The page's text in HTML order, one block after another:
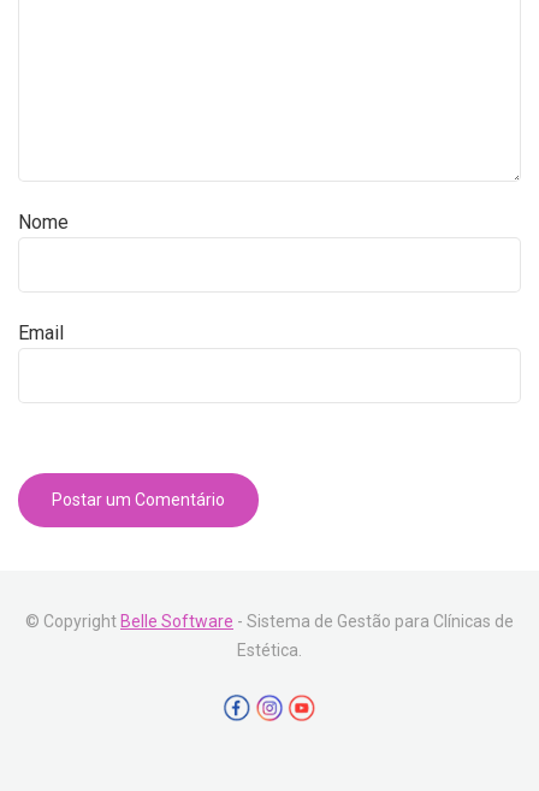
Nome
Email
© Copyright Belle Software - Sistema de Gestão para Clínicas de
Estética.